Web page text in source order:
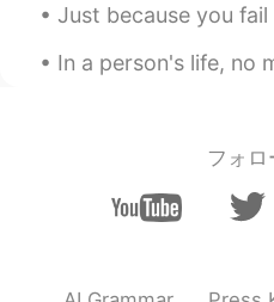
Just because you fail once, doesn't mean you're
In a person's life, no matter what you do, there
フォロ